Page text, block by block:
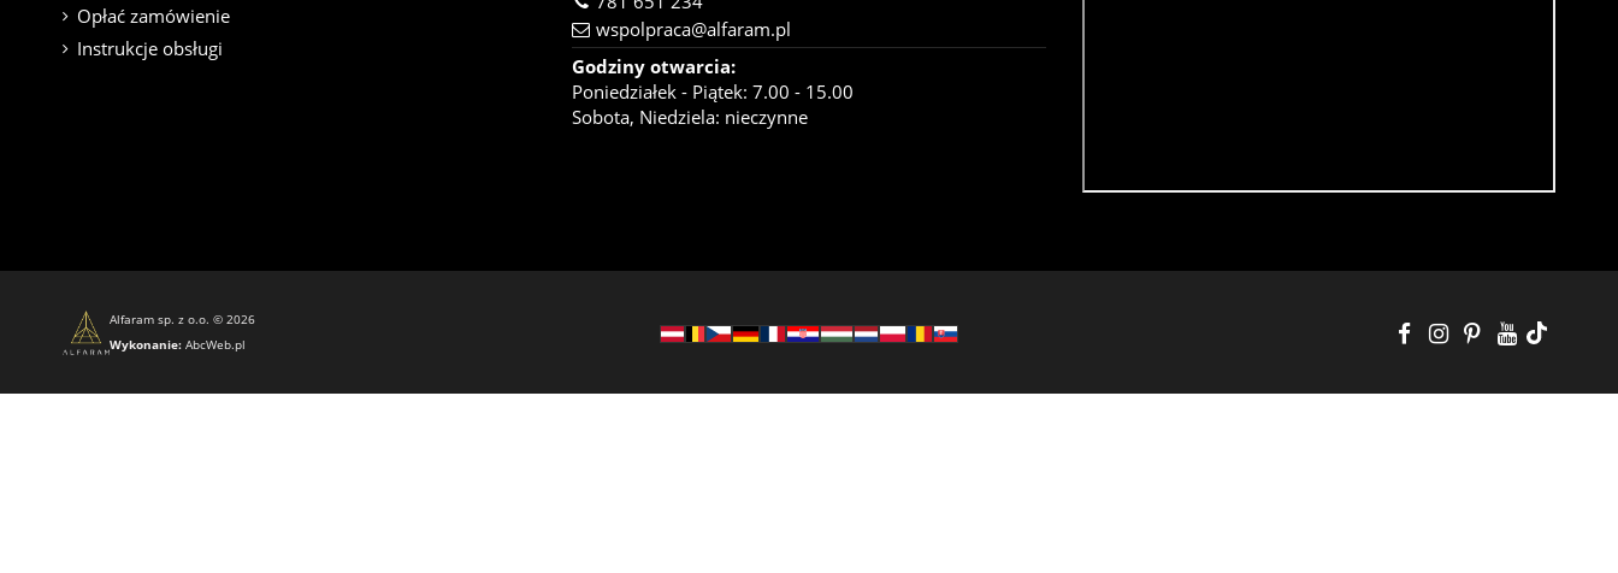
Opłać zamówienie
Instrukcje obsługi
wspolpraca@alfaram.pl
Godziny otwarcia:
Poniedziałek - Piątek: 7.00 - 15.00
Sobota, Niedziela: nieczynne
Alfaram sp. z o.o. © 2026
Wykonanie: AbcWeb.pl